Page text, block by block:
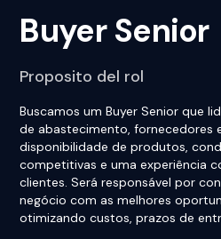
Buyer Senior
Proposito del rol
Buscamos um Buyer Senior que
de abastecimento, fornecedores
disponibilidade de produtos,
competitivas e uma experiência
clientes. Será responsável por
negócio com as melhores
otimizando custos, prazos de